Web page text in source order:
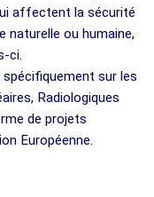
affectent la sécurité
naturelle ou humaine,
ci.
spécifiquement sur les
Radiologiques
de projets
Européenne.